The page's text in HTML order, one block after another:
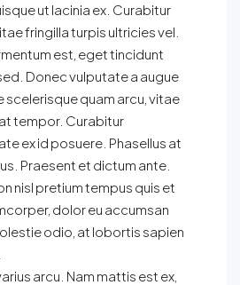
ut lacinia ex. Curabitur
fringilla turpis ultricies vel.
est, eget tincidunt
Donec vulputate a augue
scelerisque quam arcu, vitae
tempor. Curabitur
ex id posuere. Phasellus at
Praesent et dictum ante.
nisl pretium tempus quis et
dolor eu accumsan
odio, at lobortis sapien
arcu. Nam mattis est ex,